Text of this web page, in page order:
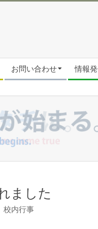
お問い合わせ 情報
ました
校内行事